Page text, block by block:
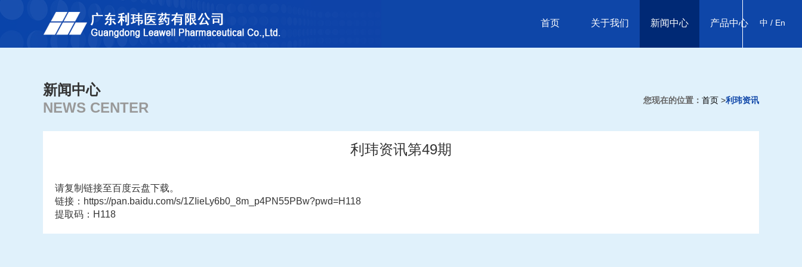
首页 关于我们 新闻中心 产品中心 中 / En
新闻中心
NEWS CENTER
您现在的位置： 首页 >利玮资讯
利玮资讯第49期
请复制链接至百度云盘下载。
链接：https://pan.baidu.com/s/1ZIieLy6b0_8m_p4PN55PBw?pwd=H118
提取码：H118